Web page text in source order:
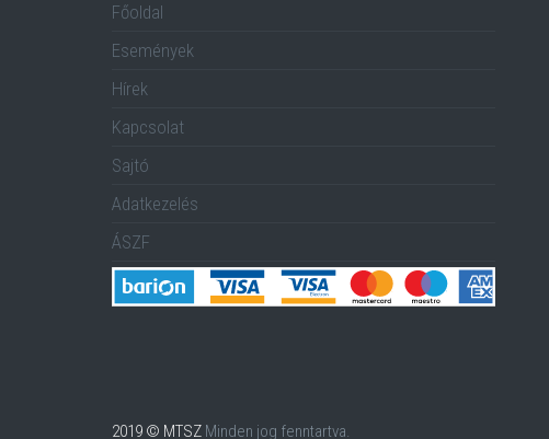
Főoldal
Események
Hírek
Kapcsolat
Sajtó
Adatkezelés
ÁSZF
2019 © MTSZ Minden jog fenntartva.